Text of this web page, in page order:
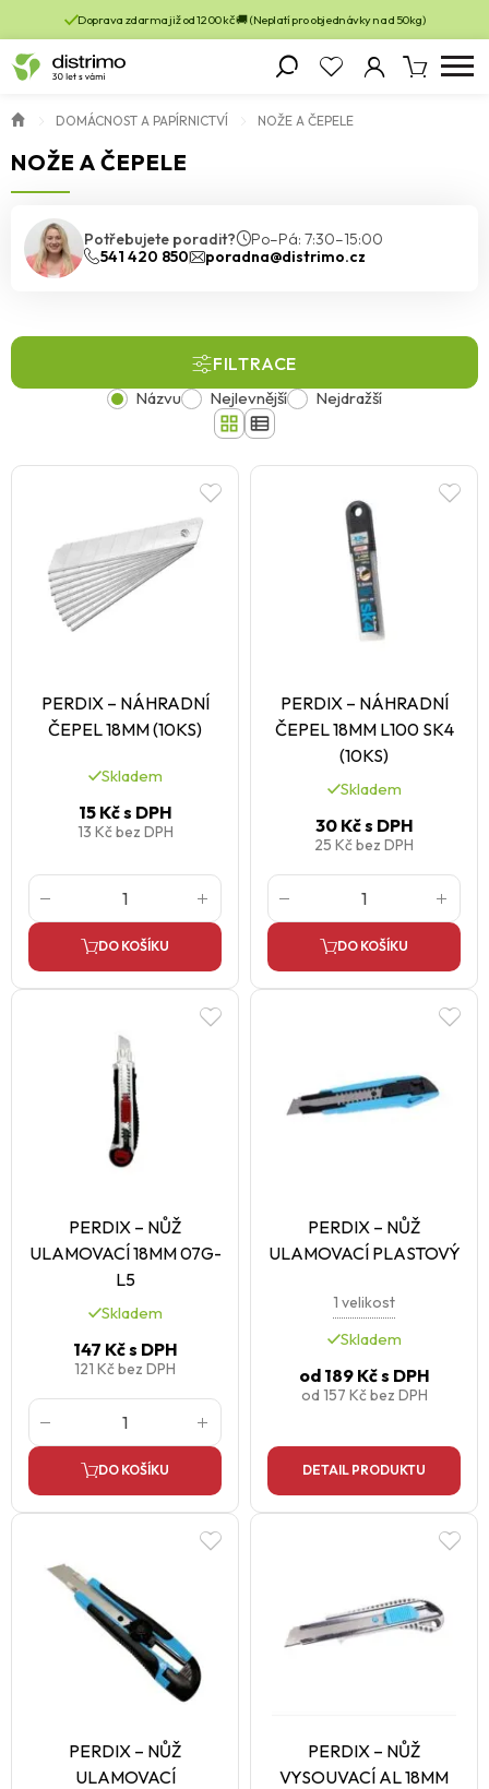
Doprava zdarma již od 1200 kč 🚚 (Neplatí pro objednávky nad 50kg)
DOMÁCNOST A PAPÍRNICTVÍ NOŽE A ČEPELE
NOŽE A ČEPELE
Potřebujete poradit?
Po–Pá: 7:30–15:00
541 420 850
poradna@distrimo.cz
FILTRACE
Názvu Nejlevnější Nejdražší
PERDIX – NÁHRADNÍ
ČEPEL 18MM (10KS)
Skladem
15 Kčs DPH
13 Kčbez DPH
DO KOŠÍKU
PERDIX – NÁHRADNÍ
ČEPEL 18MM L100 SK4
(10KS)
Skladem
30 Kčs DPH
25 Kčbez DPH
DO KOŠÍKU
PERDIX – NŮŽ
ULAMOVACÍ 18MM 07G-
L5
Skladem
147 Kčs DPH
121 Kčbez DPH
DO KOŠÍKU
PERDIX – NŮŽ
ULAMOVACÍ PLASTOVÝ
1 velikost
Skladem
od189 Kčs DPH
od 157 Kčbez DPH
DETAIL PRODUKTU
PERDIX – NŮŽ
ULAMOVACÍ
PERDIX – NŮŽ
VYSOUVACÍ AL 18MM